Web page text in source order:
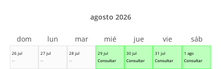
26 jul
--
27 jul
--
28 jul
--
29 jul
Consultar
30 jul
Consultar
31 jul
Consultar
1 ago
Consultar
agosto 2026
dom lun mar mié jue vie sáb